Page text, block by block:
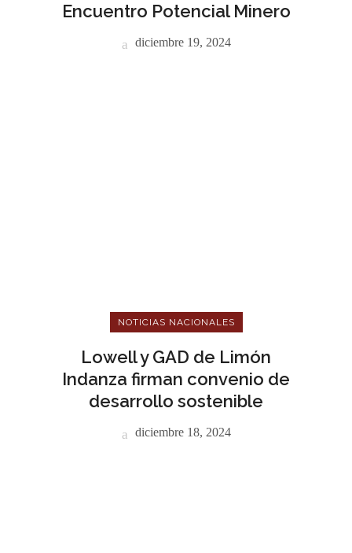
Encuentro Potencial Minero
diciembre 19, 2024
NOTICIAS NACIONALES
Lowell y GAD de Limón
Indanza firman convenio de
desarrollo sostenible
diciembre 18, 2024